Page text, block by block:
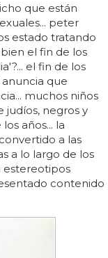
que están
peter
estado tratando
el fin de los
el fin de los
que
muchos niños
judíos, negros y
años... la
a las
a lo largo de los
estereotipos
contenido